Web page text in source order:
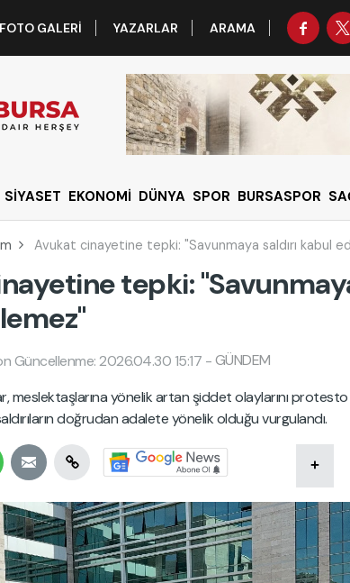
FOTO GALERI YAZARLAR ARAMA
SİYASET EKONOMİ DÜNYA SPOR BURSASPOR
Avukat cinayetine tepki: "Savunmaya saldırı kabul
tepki:
Güncellenme: 2026.04.30 15:17 -GÜNDEM
meslektaşlarına yönelik artan şiddet olaylarını
doğrudan adalete yönelik olduğu vurgulandı.
+